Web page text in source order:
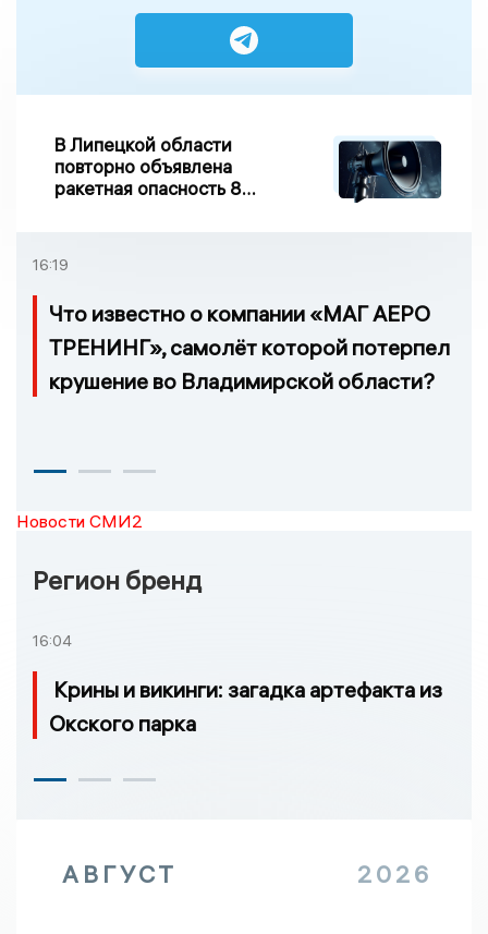
В Липецкой области
повторно объявлена
ракетная опасность 8
16:19
Что известно о компании «МАГ АЕРО
ТРЕНИНГ», самолёт которой потерпел
крушение во Владимирской области?
Новости СМИ2
Регион бренд
16:04
Крины и викинги: загадка артефакта из
Окского парка
АВГУСТ 2026